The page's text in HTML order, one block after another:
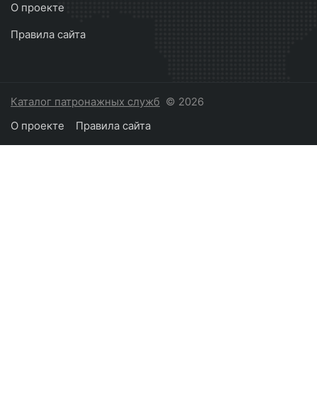
О проекте
Правила сайта
Каталог патронажных служб © 2026
О проекте
Правила сайта